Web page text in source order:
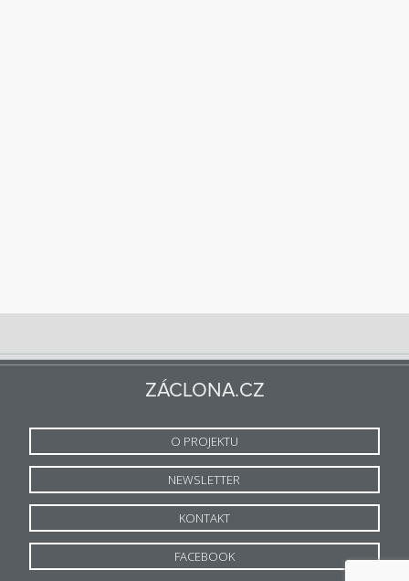
ZÁCLONA.CZ
O PROJEKTU
NEWSLETTER
KONTAKT
FACEBOOK